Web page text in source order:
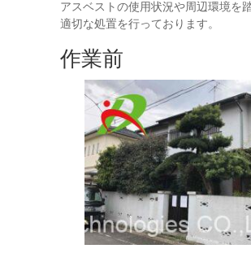
アスベストの使用状況や周辺環境を
適切な処置を行っております。
作業前